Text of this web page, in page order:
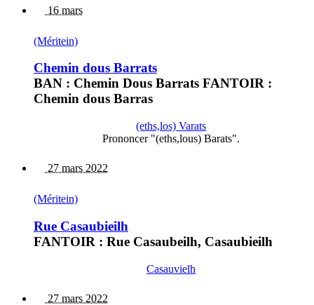
16 mars
(Méritein)
Chemin dous Barrats
BAN : Chemin Dous Barrats FANTOIR :
Chemin dous Barras
(eths,los) Varats
Prononcer "(eths,lous) Barats".
27 mars 2022
(Méritein)
Rue Casaubieilh
FANTOIR : Rue Casaubeilh, Casaubieilh
Casauvielh
27 mars 2022